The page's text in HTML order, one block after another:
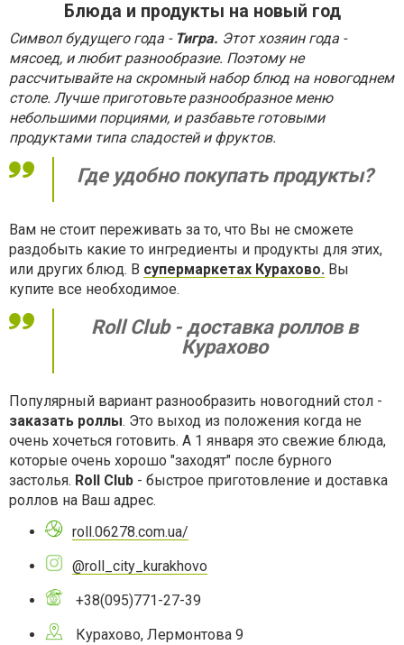
Блюда и продукты на новый год
Символ будущего года - Тигра. Этот хозяин года -
мясоед, и любит разнообразие. Поэтому не
рассчитывайте на скромный набор блюд на новогоднем
столе. Лучше приготовьте разнообразное меню
небольшими порциями, и разбавьте готовыми
продуктами типа сладостей и фруктов.
Где удобно покупать продукты?
Вам не стоит переживать за то, что Вы не сможете
раздобыть какие то ингредиенты и продукты для этих,
или других блюд. В супермаркетах Курахово. Вы
купите все необходимое.
Roll Club - доставка роллов в
Курахово
Популярный вариант разнообразить новогодний стол -
заказать роллы. Это выход из положения когда не
очень хочеться готовить. А 1 января это свежие блюда,
которые очень хорошо "заходят" после бурного
застолья. Roll Club - быстрое приготовление и доставка
роллов на Ваш адрес.
roll.06278.com.ua/
@roll_city_kurakhovo
+38(095)771-27-39
Курахово, Лермонтова 9